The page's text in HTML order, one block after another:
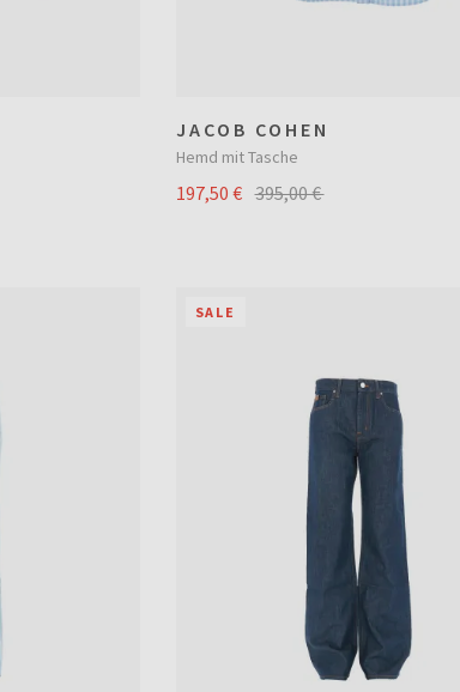
JACOB COHEN
Hemd mit Tasche
197,50 € 395,00 €
SALE